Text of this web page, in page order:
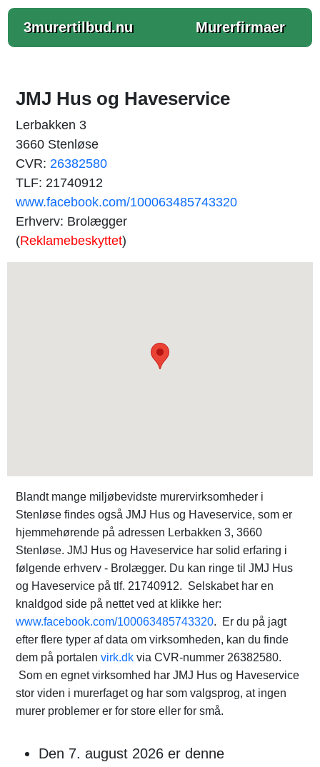
3murertilbud.nu Murerfirmaer
JMJ Hus og Haveservice
Lerbakken 3
3660 Stenløse
CVR: 26382580
TLF: 21740912
www.facebook.com/100063485743320
Erhverv: Brolægger
(Reklamebeskyttet)
Blandt mange miljøbevidste murervirksomheder i
Stenløse findes også JMJ Hus og Haveservice, som er
hjemmehørende på adressen Lerbakken 3, 3660
Stenløse. JMJ Hus og Haveservice har solid erfaring i
følgende erhverv - Brolægger. Du kan ringe til JMJ Hus
og Haveservice på tlf. 21740912. Selskabet har en
knaldgod side på nettet ved at klikke her:
www.facebook.com/100063485743320. Er du på jagt
efter flere typer af data om virksomheden, kan du finde
dem på portalen virk.dk via CVR-nummer 26382580.
Som en egnet virksomhed har JMJ Hus og Haveservice
stor viden i murerfaget og har som valgsprog, at ingen
murer problemer er for store eller for små.
Den 7. august 2026 er denne